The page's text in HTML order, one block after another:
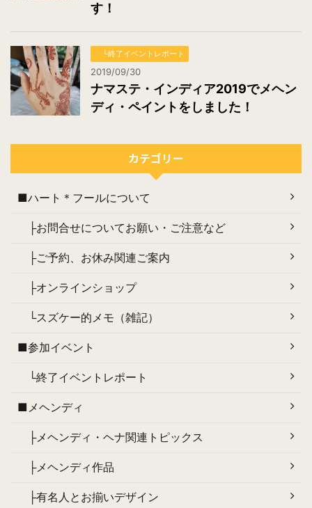
す！
└終了イベントレポート
2019/09/30
ナマステ・インディア2019でメヘン
ディ・ペイントをしました！
カテゴリー
■ハート＊フールについて
├お問合せについてお願い・ご注意など
├ご予約、お休み関連ご案内
├オンラインショップ
└スズケー的メモ（雑記）
■参加イベント
└終了イベントレポート
■メヘンディ
├メヘンディ・ヘナ関連トピックス
├メヘンディ作品
├有名人とお揃いデザイン